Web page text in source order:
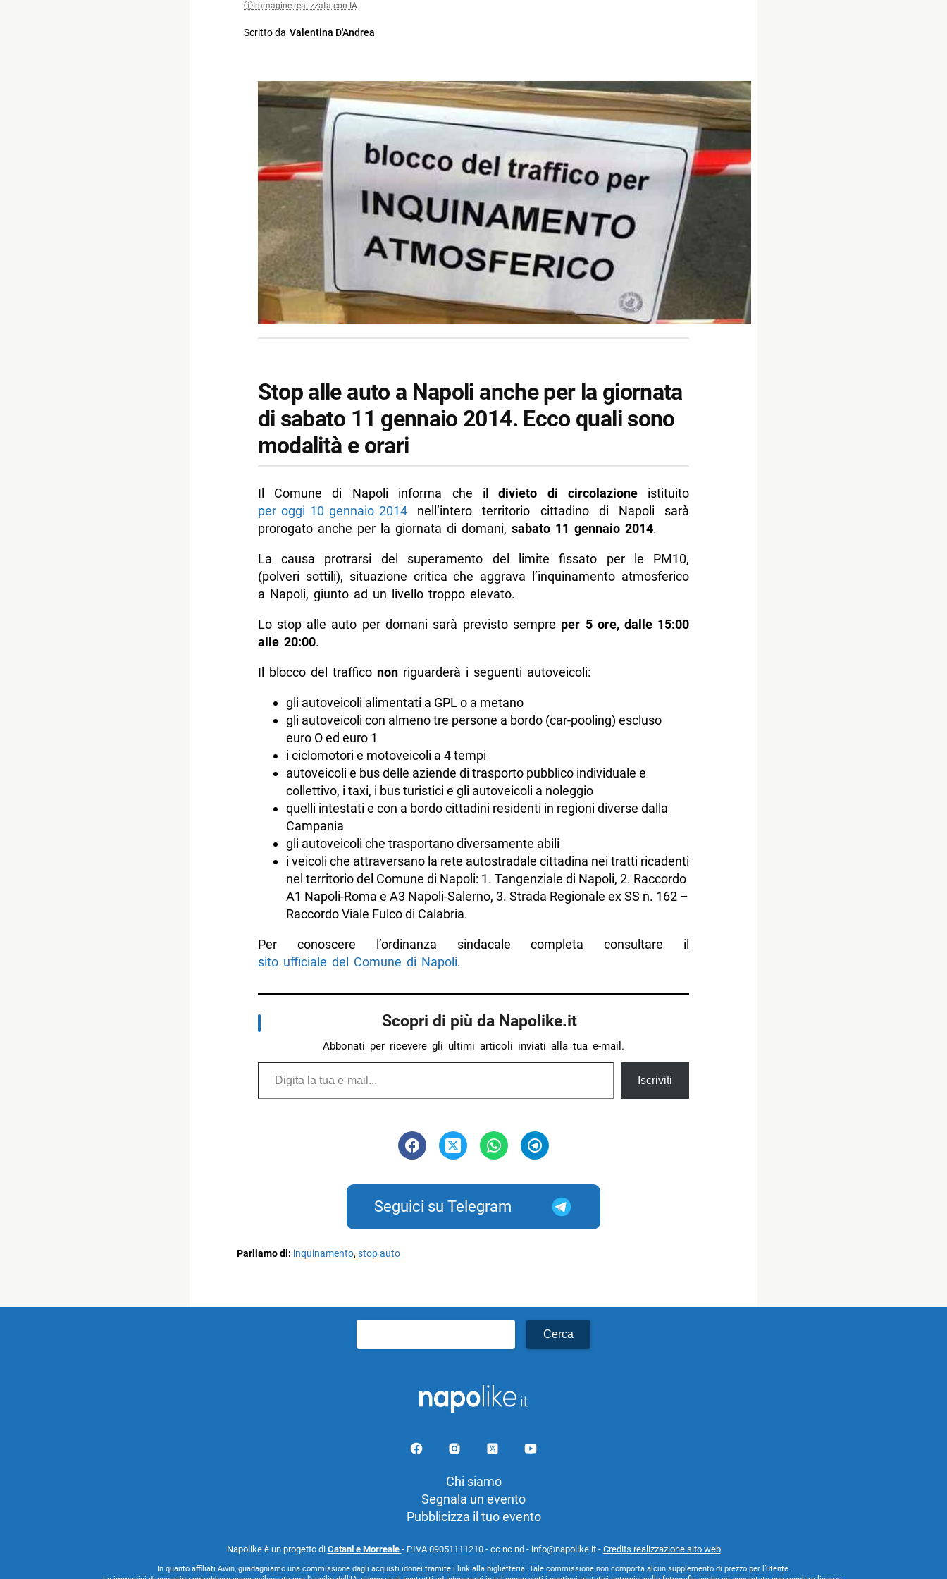
Immagine realizzata con IA
Scritto da Valentina D'Andrea
Stop alle auto a Napoli anche per la giornata
di sabato 11 gennaio 2014. Ecco quali sono
modalità e orari
Il Comune di Napoli informa che ildivieto di circolazione istituito
per oggi 10 gennaio 2014nell’intero territorio cittadino di Napoli sarà
prorogato anche per la giornata di domani, sabato 11 gennaio 2014.
La causa protrarsi del superamento del limite fissato per le PM10,
(polveri sottili), situazione critica che aggrava l’inquinamento atmosferico
a Napoli, giunto ad un livello troppo elevato.
Lo stop alle auto per domani sarà previsto sempre per 5 ore, dalle 15:00
alle 20:00.
Il blocco del traffico nonriguarderà i seguenti autoveicoli:
gli autoveicoli alimentati a GPL o a metano
gli autoveicoli con almeno tre persone a bordo (car-pooling) escluso
euro O ed euro 1
i ciclomotori e motoveicoli a 4 tempi
autoveicoli e bus delle aziende di trasporto pubblico individuale e
collettivo, i taxi, i bus turistici e gli autoveicoli a noleggio
quelli intestati e con a bordo cittadini residenti in regioni diverse dalla
Campania
gli autoveicoli che trasportano diversamente abili
i veicoli che attraversano la rete autostradale cittadina nei tratti ricadenti
nel territorio del Comune di Napoli: 1. Tangenziale di Napoli, 2. Raccordo
A1 Napoli-Roma e A3 Napoli-Salerno, 3. Strada Regionale ex SS n. 162 –
Raccordo Viale Fulco di Calabria.
Per conoscere l’ordinanza sindacale completa consultare il
sito ufficiale del Comune di Napoli.
Scopri di più da Napolike.it
Abbonati per ricevere gli ultimi articoli inviati alla tua e-mail.
Digita la tua e-mail...
Iscriviti
Seguici su Telegram
Parliamo di: inquinamento,stop auto
per:
Chi siamo
Segnala un evento
Pubblicizza il tuo evento
Napolike è un progetto di Catani e Morreale - P.IVA 09051111210 - cc nc nd - info@napolike.it - Credits realizzazione sito web
In quanto affiliati Awin, guadagniamo una commissione dagli acquisti idonei tramite i link alla biglietteria. Tale commissione non comporta alcun supplemento di prezzo per l’utente.